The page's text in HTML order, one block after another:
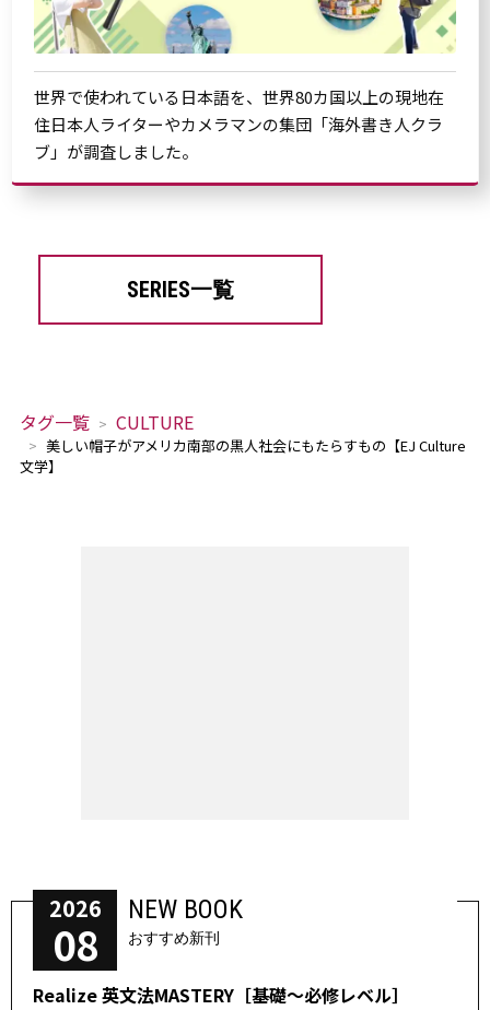
世界で使われている日本語を、世界80カ国以上の現地在
住日本人ライターやカメラマンの集団「海外書き人クラ
ブ」が調査しました。
SERIES一覧
タグ一覧 CULTURE
美しい帽子がアメリカ南部の黒人社会にもたらすもの【EJ Culture
文学】
2026
08
NEW BOOK
おすすめ新刊
Realize 英文法MASTERY［基礎～必修レベル］